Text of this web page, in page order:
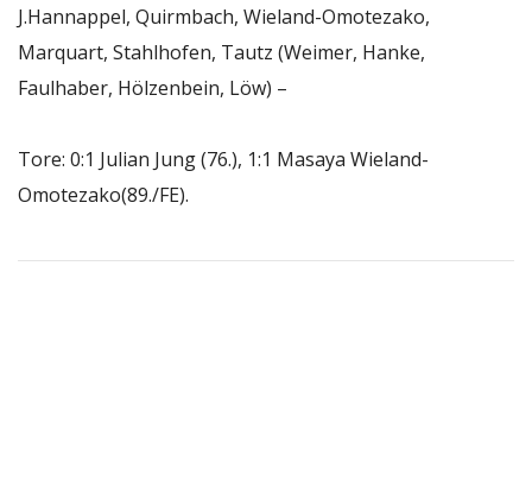
J.Hannappel, Quirmbach, Wieland-Omotezako,
Marquart, Stahlhofen, Tautz (Weimer, Hanke,
Faulhaber, Hölzenbein, Löw) –
Tore: 0:1 Julian Jung (76.), 1:1 Masaya Wieland-
Omotezako(89./FE).